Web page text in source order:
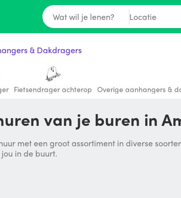
Wat wil je lenen? Locatie
& Dakdragers
Fietsendrager achterop Overige aanhangers &
van je buren in
met een groot assortiment in diverse
in de buurt.